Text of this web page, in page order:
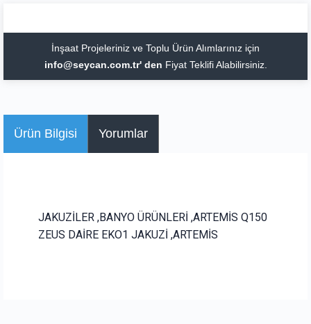
İnşaat Projeleriniz ve Toplu Ürün Alımlarınız için
info@seycan.com.tr' den Fiyat Teklifi Alabilirsiniz.
Ürün Bilgisi Yorumlar
JAKUZİLER ,BANYO ÜRÜNLERİ ,ARTEMİS Q150
ZEUS DAİRE EKO1 JAKUZİ ,ARTEMİS